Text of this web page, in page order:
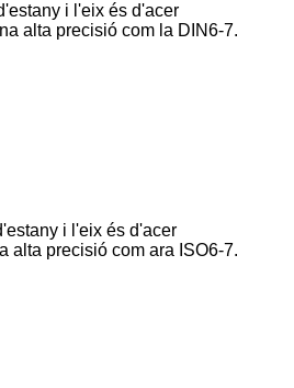
i l'eix és d'acer
alta precisió com la DIN6-7.
i l'eix és d'acer
alta precisió com ara ISO6-7.